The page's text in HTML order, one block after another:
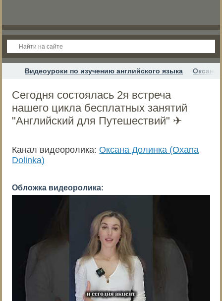
Видеоуроки по изучению английского языка Оксана
Сегодня состоялась 2я встреча
нашего цикла бесплатных занятий
"Английский для Путешествий" ✈️
Канал видеоролика: Оксана Долинка (Oxana
Dolinka)
Обложка видеоролика: